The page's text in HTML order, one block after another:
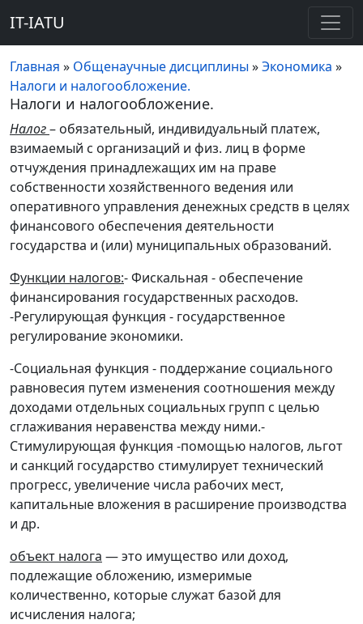
IT-IATU
Главная » Общенаучные дисциплины»Экономика »
Налоги и налогообложение.
Налоги и налогообложение.
Налог– обязательный, индивидуальный платеж,
взимаемый с организаций и физ. лиц в форме
отчуждения принадлежащих им на праве
собственности хозяйственного ведения или
оперативного управления денежных средств в целях
финансового обеспечения деятельности
государства и (или) муниципальных образований.
Функции налогов:- Фискальная - обеспечение
финансирования государственных расходов.
-Регулирующая функция - государственное
регулирование экономики.
-Социальная функция - поддержание социального
равновесия путем изменения соотношения между
доходами отдельных социальных групп с целью
сглаживания неравенства между ними.-
Стимулирующая функция -помощью налогов, льгот
и санкций государство стимулирует технический
прогресс, увеличение числа рабочих мест,
капитальные вложения в расширение производства
и др.
объект налога — это имущество или доход,
подлежащие обложению, измеримые
количественно, которые служат базой для
исчисления налога;